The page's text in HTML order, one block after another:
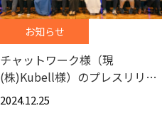
お知らせ
チャットワーク様（現
(株)Kubell様）のプレスリリ…
2024.12.25